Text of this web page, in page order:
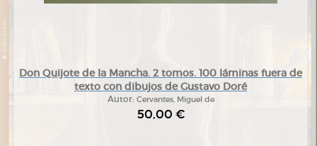
Don Quijote de la Mancha. 2 tomos. 100 láminas fuera de
texto con dibujos de Gustavo Doré
Autor: Cervantes, Miguel de
50,00 €